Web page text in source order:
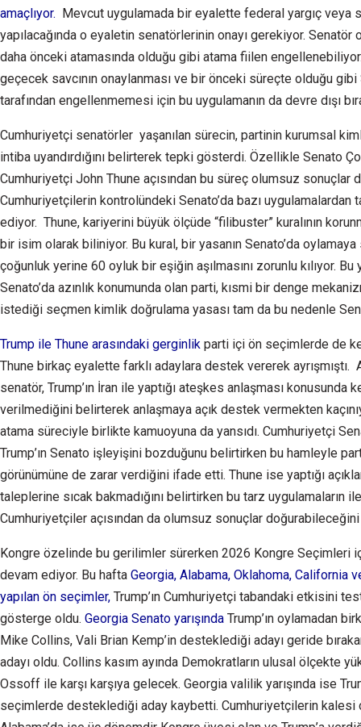
amaçlıyor. Mevcut uygulamada bir eyalette federal yargıç veya
yapılacağında o eyaletin senatörlerinin onayı gerekiyor. Senatör
daha önceki atamasında olduğu gibi atama fiilen
geçecek savcının onaylanması ve bir önceki süreçte olduğu
tarafından engellenmemesi için bu uygulamanın da devre dışı
Cumhuriyetçi senatörler yaşanılan sürecin, partinin kurumsal
intiba uyandırdığını belirterek tepki gösterdi. Özellikle Senato
Cumhuriyetçi John Thune açısından bu süreç olumsuz sonuçlar
Cumhuriyetçilerin kontrolündeki Senato’da bazı
ediyor. Thune, kariyerini büyük ölçüde “filibuster” kuralının
bir isim olarak biliniyor. Bu kural, bir yasanın Senato’da
çoğunluk yerine 60 oyluk bir eşiğin aşılmasını zorunlu kılıyor.
Senato’da azınlık konumunda olan parti, kısmi bir denge
istediği seçmen kimlik doğrulama yasası tam da bu nedenle
Trump ile Thune arasındaki gerginlik parti içi ön seçimlerde de
Thune birkaç eyalette farklı adaylara destek vererek ayrışmıştı.
senatör, Trump’ın İran ile yaptığı ateşkes anlaşması konusunda
verilmediğini belirterek anlaşmaya açık destek vermekten
atama süreciyle birlikte kamuoyuna da yansıdı. Cumhuriyetçi
Trump’ın Senato işleyişini bozduğunu belirtirken bu hamleyle
görünümüne de zarar verdiğini ifade etti. Thune ise yaptığı
taleplerine sıcak bakmadığını belirtirken bu tarz uygulamaların
Cumhuriyetçiler açısından da olumsuz sonuçlar
Kongre özelinde bu gerilimler sürerken 2026 Kongre Seçimleri
devam ediyor. Bu hafta Georgia, Alabama, Oklahoma, California
yapılan ön seçimler, Trump’ın Cumhuriyetçi tabandaki etkisini
gösterge oldu. Georgia Senato yarışında Trump’ın oylamadan
Mike Collins, Vali Brian Kemp’in desteklediği adayı geride
adayı oldu. Collins kasım ayında Demokratların ulusal ölçekte
Ossoff ile karşı karşıya gelecek. Georgia valilik yarışında ise
seçimlerde desteklediği aday kaybetti. Cumhuriyetçilerin kalesi